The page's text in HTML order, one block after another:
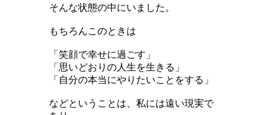
そんな状態の中にいました。
もちろんこのときは
「笑顔で幸せに過ごす」
「思いどおりの人生を生きる」
「自分の本当にやりたいことをする」
などということは、 私には遠い現実で